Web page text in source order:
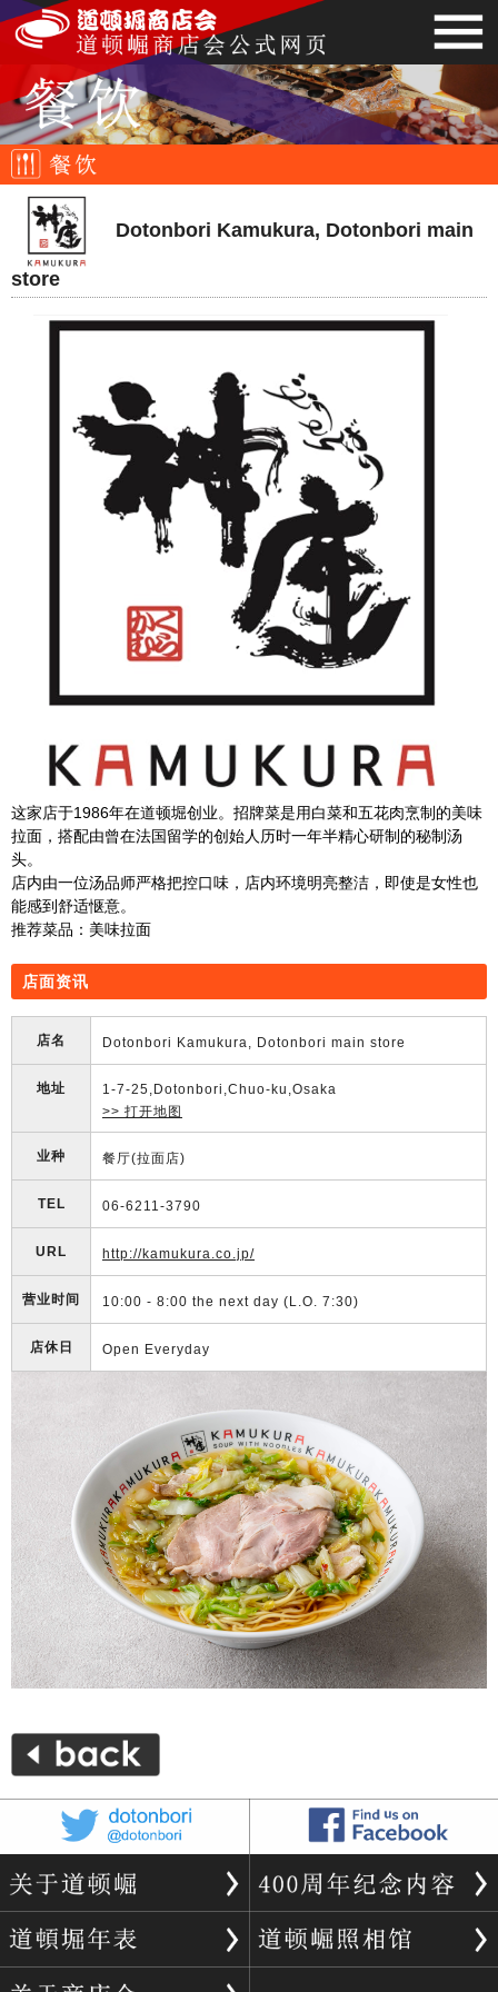
Dotonbori Kamukura, Dotonbori main
store
这家店于1986年在道顿堀创业。招牌菜是用白菜和五花肉烹制的美味
拉面，搭配由曾在法国留学的创始人历时一年半精心研制的秘制汤
头。
店内由一位汤品师严格把控口味，店内环境明亮整洁，即使是女性也
能感到舒适惬意。
推荐菜品：美味拉面
店面资讯
店名 Dotonbori Kamukura, Dotonbori main store
地址
1-7-25,Dotonbori,Chuo-ku,Osaka
>> 打开地图
业种 餐厅(拉面店)
TEL 06-6211-3790
URL http://kamukura.co.jp/
营业时间 10:00 - 8:00 the next day (L.O. 7:30)
店休日 Open Everyday